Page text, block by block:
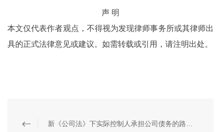
声 明
本文仅代表作者观点，不得视为发现律师事务所或其律师出
具的正式法律意见或建议。如需转载或引用，请注明出处。
新《公司法》下实际控制人承担公司债务的路径探析 | 发现原创